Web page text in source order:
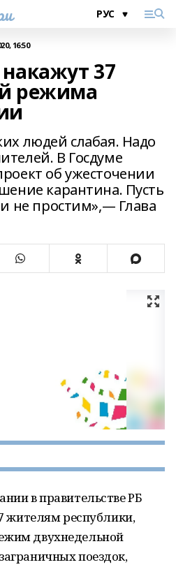
16:50
37
режима
людей слабая. Надо
В Госдуме
об ужесточении
карантина. Пусть
не простим»,— Глава
в правительстве РБ
жителям республики,
двухнедельной
поездок,